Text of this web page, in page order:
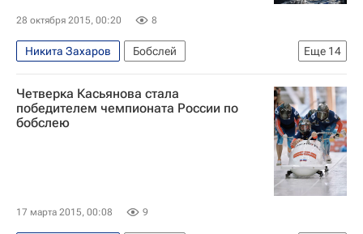
28 октября 2015, 00:20 8
Еще 14
Никита Захаров
Бобслей
Кубок России по бобслею и скелетону
Надежда Сергеева
Александра Родионова
Никита Трегубов
Четверка Касьянова стала
победителем чемпионата России по
бобслею
17 марта 2015, 00:08 9